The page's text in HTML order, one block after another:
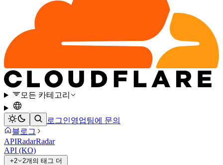
모든 카테고리
로그인영업팀에 문의
블로그
APIRadarRadar
API (KO)
+2
2개의 태그 더